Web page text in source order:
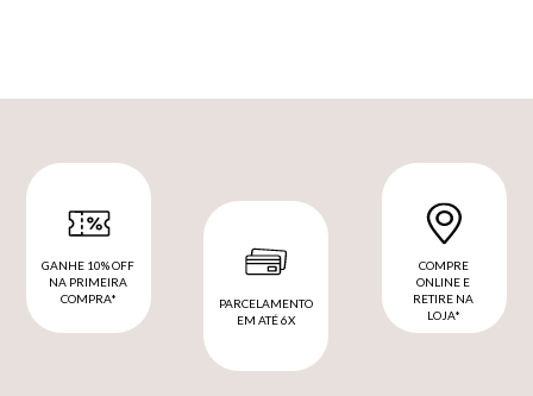
GANHE 10% OFF
NA PRIMEIRA
COMPRA*
PARCELAMENTO
EM ATÉ 6X
COMPRE
ONLINE E
RETIRE NA
LOJA*